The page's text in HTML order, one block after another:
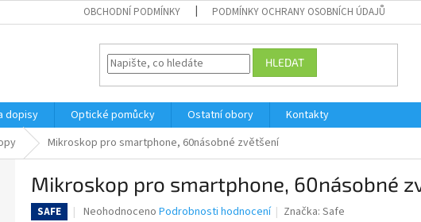
OBCHODNÍ PODMÍNKY PODMÍNKY OCHRANY OSOBNÍCH ÚDAJŮ
HLEDAT
dopisy Optické pomůcky Ostatní obory
Kontakty
Mikroskop pro smartphone, 60násobné zvětšení
Mikroskop pro smartphone, 60násobné
SAFE
Průměrné
Neohodnoceno Podrobnosti hodnocení Značka:Safe